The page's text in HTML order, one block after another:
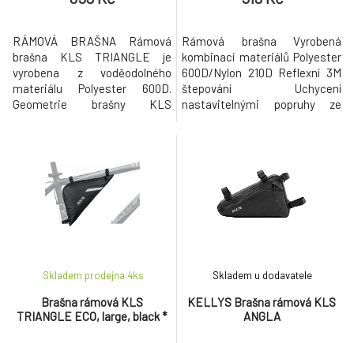
RÁMOVÁ BRAŠNA Rámová
brašna KLS TRIANGLE je
vyrobena z voděodolného
materiálu Polyester 600D.
Geometrie brašny KLS
brašny tvoří lesklý materiál
jednoduchý na čištění. Uvnitř
brašny je malá síťová přihrádka
na klíče nebo jiné drobnosti.
KLS TRIANGLE má dvě ve
Rámová brašna Vyrobená
kombinací materiálů Polyester
600D/Nylon 210D Reflexní 3M
štepování Uchycení
nastavitelnými popruhy ze
Brašna rámová KLS
TRIANGLE ECO, large, black *
Skladem prodejna 4ks
KELLYS Brašna rámová KLS
ANGLA
Skladem u dodavatele